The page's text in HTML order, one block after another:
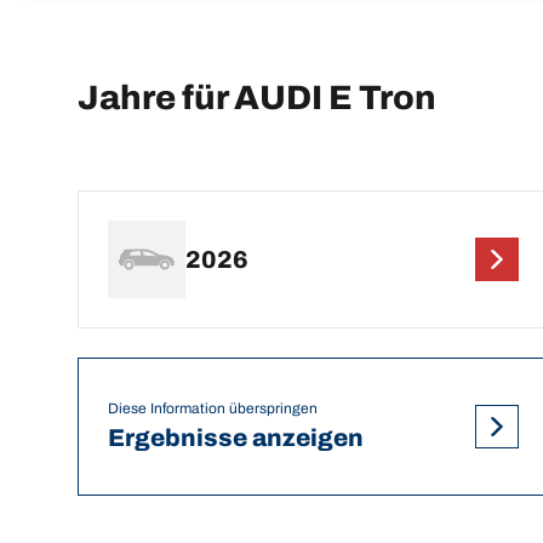
Jahre für AUDI E Tron
2026
Diese Information überspringen
Ergebnisse anzeigen